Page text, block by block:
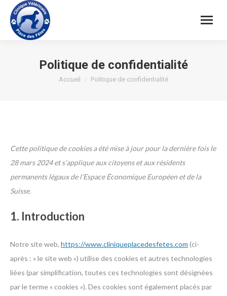
Politique de confidentialité
Vous êtes ici :
Accueil Politique de confidentialité
Cette politique de cookies a été mise à jour pour la dernière fois le
28 mars 2024 et s’applique aux citoyens et aux résidents
permanents légaux de l’Espace Économique Européen et de la
Suisse.
1. Introduction
Notre site web, https://www.cliniqueplacedesfetes.com (ci-
après : « le site web ») utilise des cookies et autres technologies
liées (par simplification, toutes ces technologies sont désignées
par le terme « cookies »). Des cookies sont également placés par